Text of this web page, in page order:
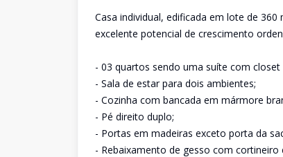
Casa individual, edificada em lote de
excelente potencial de crescimento
- 03 quartos sendo uma suíte com closet
- Sala de estar para dois ambientes;
- Cozinha com bancada em mármore
- Pé direito duplo;
- Portas em madeiras exceto porta da
- Rebaixamento de gesso com cortineiro